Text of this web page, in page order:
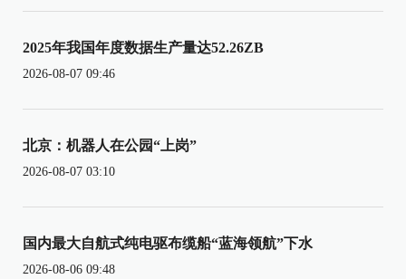
2025年我国年度数据生产量达52.26ZB
2026-08-07 09:46
北京：机器人在公园“上岗”
2026-08-07 03:10
国内最大自航式纯电驱布缆船“蓝海领航”下水
2026-08-06 09:48